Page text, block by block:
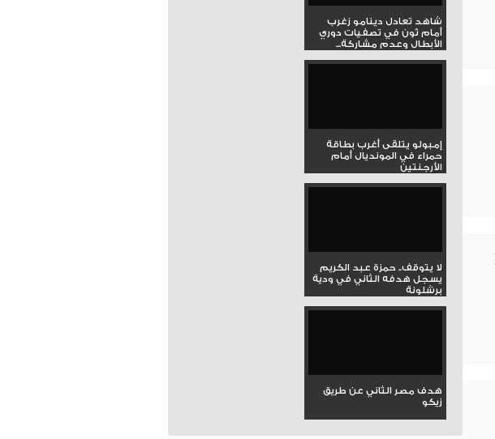
شاهد تعادل دينامو زغرب
أمام ثون في تصفيات دوري
الأبطال وعدم مشاركة...
إمبولو يتلقى أغرب بطاقة
حمراء في المونديال أمام
الأرجنتين
لا يتوقف.. حمزة عبد الكريم
يسجل هدفه الثاني في ودية
برشلونة
هدف مصر الثاني عن طريق
زيكو